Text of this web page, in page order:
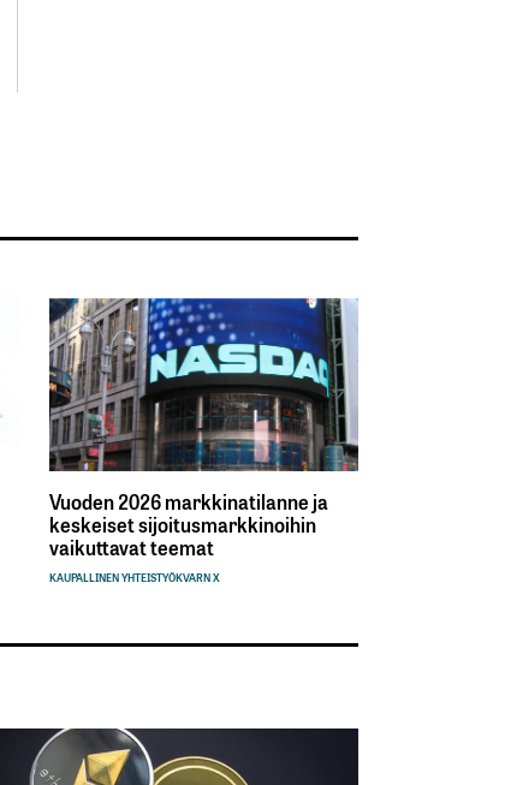
Vuoden 2026 markkinatilanne ja
keskeiset sijoitusmarkkinoihin
vaikuttavat teemat
KAUPALLINEN YHTEISTYÖKVARN X